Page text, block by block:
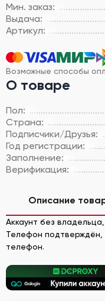
Мин. заказ:
Выдача:
Артикул:
Возможные способы
О товаре
Пол:
Страна:
Подписчики/Друзья:
Год регистрации:
Заполнение:
Верификация:
Описание
Аккаунт без
Телефон подтверждён,
телефон.